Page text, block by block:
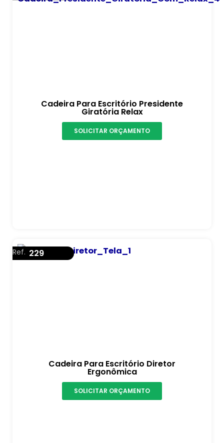
Cadeira Para Escritório Presidente
Giratória Relax
SOLICITAR ORÇAMENTO
Cadeira Para Escritório Diretor
Ergonômica
Ref. 229
SOLICITAR ORÇAMENTO